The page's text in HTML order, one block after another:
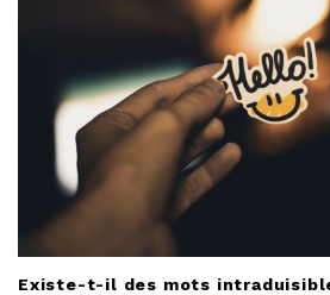
Existe-t-il des mots